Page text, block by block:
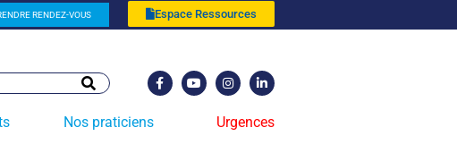
RENDEZ-VOUS Espace Ressources
Nos praticiens Urgences